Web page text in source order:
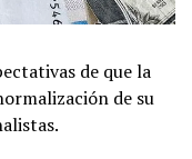
de que la
de su